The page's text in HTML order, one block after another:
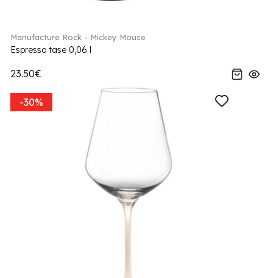
Manufacture Rock - Mickey Mouse
Espresso tase 0,06 l
23.50€
-30%